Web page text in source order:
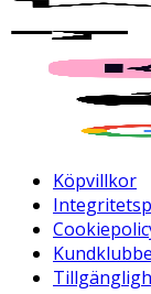
Köpvillkor